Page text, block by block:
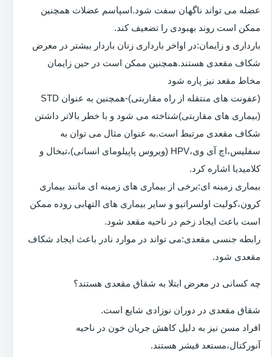
عضله می تواند ناگهان سفت شود.اسپاسم عضلات همچنین
ممکن است روند بهبودی را تضعیف کند.
بارداری و زایمان:در اواخر بارداری زنان باردار بیشتر در معرض
شکاف مقعدی هستند.همچنین ممکن است در حین زایمان
مخاط مقعد نیز پاره شود
(عفونت های منتقله از راه مقاربتی)-همچنین به عنوان STD
(بیماری های مقاربتی)شناخته می شود و با خطر بالاتر داشتن
شکاف مقعدی مرتبط است.به عنوان مثال می توان به
سفلیس،اچ آی وی،HPV (ویروس پاپیلومای انسانی)،تبخال و
کلامیدیا اشاره کرد.
بیماری زمینه ای:برخی از بیماری های زمینه ای مانند بیماری
کرون،کولیت اولسراتیو و سایر بیماری های التهابی روده ممکن
است باعث ایجاد زخم در ناحیه مقعد شود.
رابطه جنسی مقعدی:می تواند در موارد نادر باعث ایجاد شکاف
مقعدی شود.
چه کسانی در معرض ابتلا به شقاق مقعدی هستند؟
شقاق مقعدی در دوران نوزادی شایع است.
افراد مسن نیز به دلیل کاهش جریان خون در ناحیه
آنورکتال،مستعد فیشر هستند.